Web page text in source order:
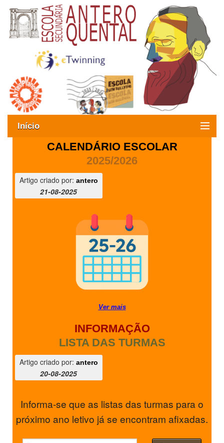
Início
@parlamentodosjovens_esaq
@esaq.erasmus
@oficina.do.largo
ESCOLA
ALUNOS
CALENDÁRIO ESCOLAR
2025/2026
Artigo criado por: antero
21-08-2025
Ver mais
INFORMAÇÃO
LISTA DAS TURMAS
Artigo criado por: antero
20-08-2025
Informa-se que as listas das turmas para o
próximo ano letivo já se encontram afixadas.